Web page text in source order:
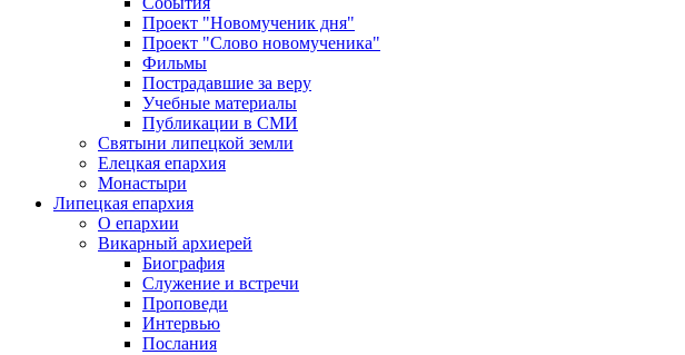
Проект "Новомученик дня"
Проект "Слово новомученика"
Фильмы
Пострадавшие за веру
Учебные материалы
Публикации в СМИ
Святыни липецкой земли
Елецкая епархия
Монастыри
Липецкая епархия
О епархии
Викарный архиерей
Биография
Служение и встречи
Проповеди
Интервью
Послания